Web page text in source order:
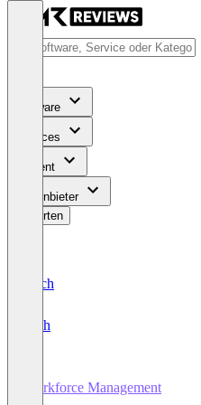
Software
Services
Content
Für Anbieter
Bewerten
Deutsch
English
Workforce Management